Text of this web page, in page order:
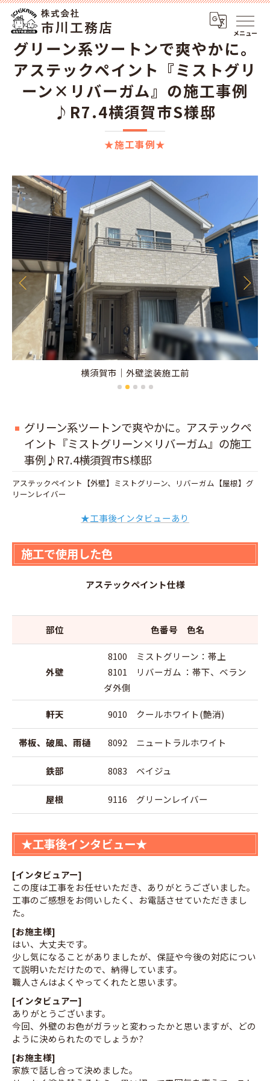
メニュー
★施工事例★
グリーン系ツートンで爽やかに。
アステックペイント『ミストグリ
ーン×リバーガム』の施工事例
♪R7.4横須賀市S様邸
横須賀市｜外壁塗装施工前
グリーン系ツートンで爽やかに。アステックペ
イント『ミストグリーン×リバーガム』の施工
事例♪R7.4横須賀市S様邸
アステックペイント【外壁】ミストグリーン、リバーガム【屋根】グ
リーンレイバー
★工事後インタビューあり
施工で使用した色
アステックペイント仕様
部位 色番号 色名
外壁
8100 ミストグリーン：帯上
8101 リバーガム ：帯下、ベラン
ダ外側
軒天 9010 クールホワイト(艶消)
帯板、破風、雨樋 8092 ニュートラルホワイト
鉄部 8083 ベイジュ
屋根 9116 グリーンレイバー
★工事後インタビュー★
[インタビュアー]
この度は工事をお任せいただき、ありがとうございました。
工事のご感想をお伺いしたく、お電話させていただきまし
た。
[お施主様]
はい、大丈夫です。
少し気になることがありましたが、保証や今後の対応につい
て説明いただけたので、納得しています。
職人さんはよくやってくれたと思います。
[インタビュアー]
ありがとうございます。
今回、外壁のお色がガラッと変わったかと思いますが、どの
ように決められたのでしょうか?
[お施主様]
家族で話し合って決めました。